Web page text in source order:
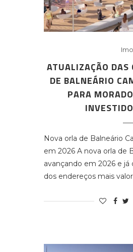
ATUALIZAÇÃO DAS
DE BALNEÁRIO
PARA
Nova orla de Balneário
em 2026 A nova orla de
avançando em 2026 e
dos endereços mais